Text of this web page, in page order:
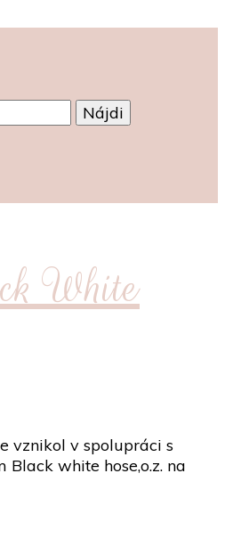
White
vznikol v spolupráci s
white hose,o.z. na